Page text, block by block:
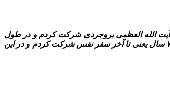
آیت الله العظمى بروجردى شرکت کردم و در طول
این مدت بخش حکمت، شرح منظومه حکیم سبزوارى را خدمت بعضى از بزرگان خواندم و در درس اسفار حضرت صالح المتألهین علامه طباطبایى به مدت ۷ سال یعنى تا آخر سفر نفس شرکت کردم و در این